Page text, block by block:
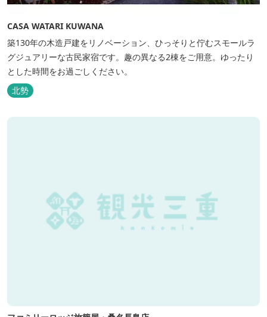
CASA WATARI KUWANA
築130年の木造戸建をリノベーション、ひっそりと佇むスモールラ
グジュアリーな古民家宿です。趣の異なる2棟をご用意。ゆったり
とした時間をお過ごしください。
北勢